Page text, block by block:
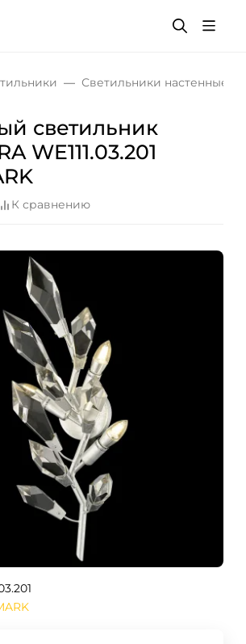
Светильники настенные
светильник
WE111.03.201
К сравнению